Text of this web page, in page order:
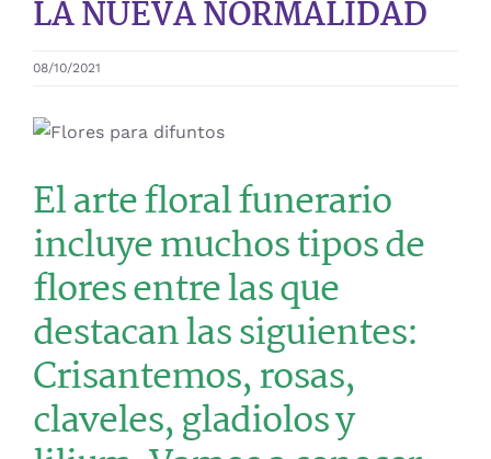
LA NUEVA NORMALIDAD
08/10/2021
El arte floral funerario
incluye muchos tipos de
flores entre las que
destacan las siguientes:
Crisantemos, rosas,
claveles, gladiolos y